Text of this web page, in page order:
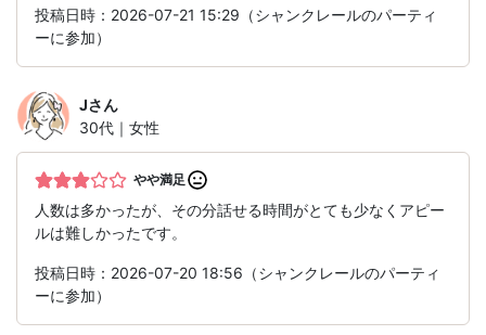
投稿日時：2026-07-21 15:29（シャンクレールのパーティ
ーに参加）
Jさん
30代｜女性
やや満足
人数は多かったが、その分話せる時間がとても少なくアピー
ルは難しかったです。
投稿日時：2026-07-20 18:56（シャンクレールのパーティ
ーに参加）